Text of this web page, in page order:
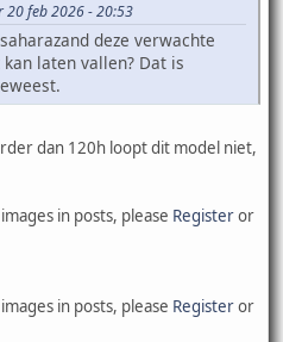
20 feb 2026 - 20:53
deze verwachte
laten vallen? Dat is
dan 120h loopt dit model niet,
in posts, please Registeror
in posts, please Registeror